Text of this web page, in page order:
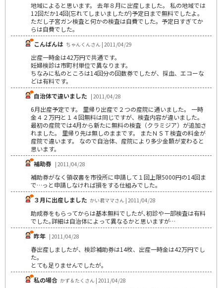
地域によると思います。 去年８月に出産しました。 私の地域では
12回だか14回(忘れてしまいましたが)予定日まで無料でしたよ。
ただし子宮ガン検査と何かの検査は自費でした。予定日すぎてか
らは自費でした。
こんばんは ちゃんくんさん | 2011/04/29
出産一時金は42万円で共通です。
妊婦検診は市町村単位で異なります。
ちなみに私のところは14回分の回数券でしたが、採血、エコーな
どは有料です。
自治体で違いました | 2011/04/28
6月出産予定です。 里帰り出産で２つの産院に通いました。 一時
金４２万円と１４回無料は同じですが、検査内容が違いました。
最初の産院では4月から新たに無料の検査（クラミジア）が追加さ
れました。 里帰り先は無しのままです。 またＮＳＴ検査の料金が
産院で違います。 なので自治体、産院により多少金額が変わると
思います。
補助券 | 2011/04/28
補助券がなく領収書を市役所に申請して１回上限5000円の14回ま
で…っと申請しなければ損をする仕組みでした。
３月に出産しました かい君ママさん | 2011/04/28
助成券をもらってからは基本無料でしたが､初診や一部検査は有料
でした｡詳細は自治体によって異なるかと思いますが…
昨年 | 2011/04/28
春出産しましたが、検診補助券は14枚、出産一時金は42万円でし
た。
とても足りませんでしたが。
私の場合 かず＆たくさん | 2011/04/28